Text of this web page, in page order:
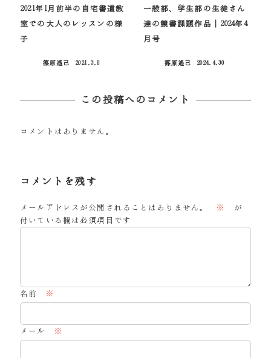
2021年1月前半の自宅書道教
室での大人のレッスンの様
子
篠原遙己
2021.3.8
一般部、学生部の生徒さん
達の競書課題作品｜2024年4
月号
篠原遙己
2024.4.30
この投稿へのコメント
コメントはありません。
コメントを残す
メールアドレスが公開されることはありません。 ※
が
付いている欄は必須項目です
名前 ※
メール ※